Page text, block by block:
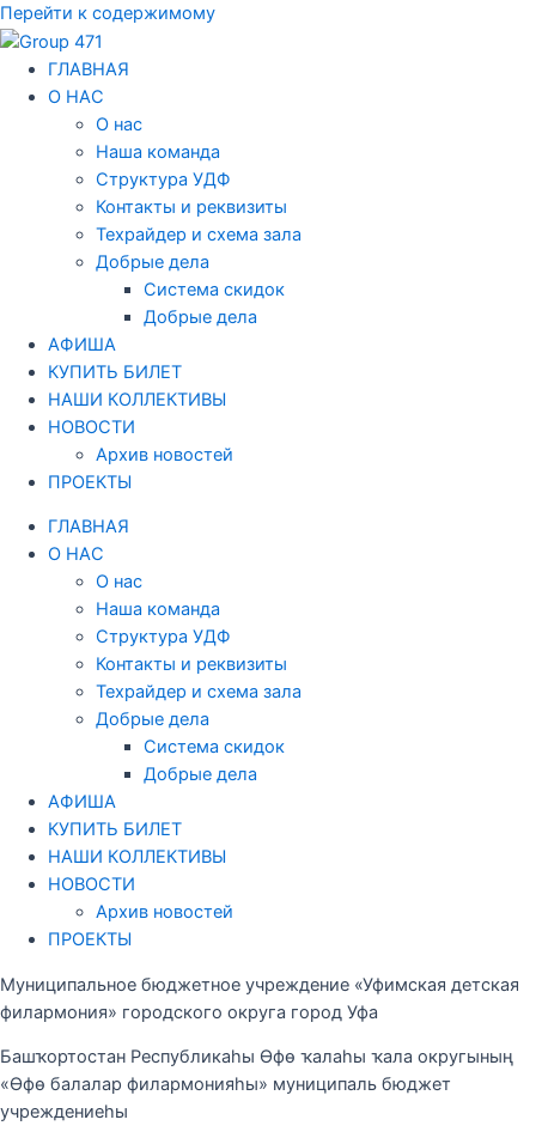
Перейти к содержимому
ГЛАВНАЯ
О НАС
О нас
Наша команда
Структура УДФ
Контакты и реквизиты
Техрайдер и схема зала
Добрые дела
Система скидок
Добрые дела
АФИША
КУПИТЬ БИЛЕТ
НАШИ КОЛЛЕКТИВЫ
НОВОСТИ
Архив новостей
ПРОЕКТЫ
ГЛАВНАЯ
О НАС
О нас
Наша команда
Структура УДФ
Контакты и реквизиты
Техрайдер и схема зала
Добрые дела
Система скидок
Добрые дела
АФИША
КУПИТЬ БИЛЕТ
НАШИ КОЛЛЕКТИВЫ
НОВОСТИ
Архив новостей
ПРОЕКТЫ
Муниципальное бюджетное учреждение «Уфимская детская
филармония» городского округа город Уфа
Башҡортостан Республикаһы Өфө ҡалаһы ҡала округының
«Өфө балалар филармонияһы» муниципаль бюджет
учреждениеһы